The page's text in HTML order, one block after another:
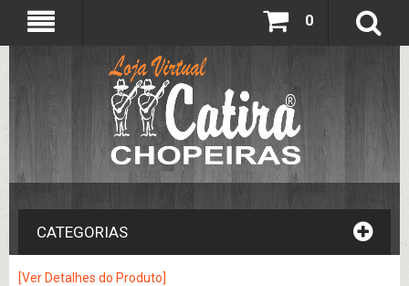
0
CATEGORIAS
[Ver Detalhes do Produto]